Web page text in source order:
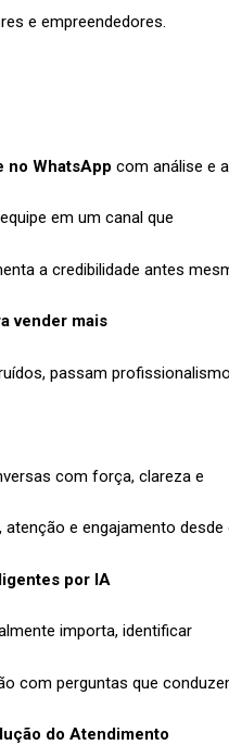
e empreendedores.
no WhatsApp com análise e
em um canal que
a credibilidade antes
vender mais
passam
com força, clareza e
atenção e engajamento
por IA
importa, identificar
com perguntas que
do Atendimento